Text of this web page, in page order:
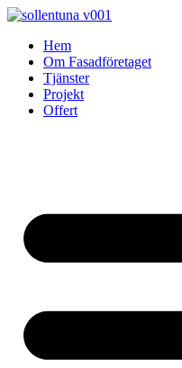
Skip
contentHem
Om Fasadföretaget
Tjänster
Projekt
Offert